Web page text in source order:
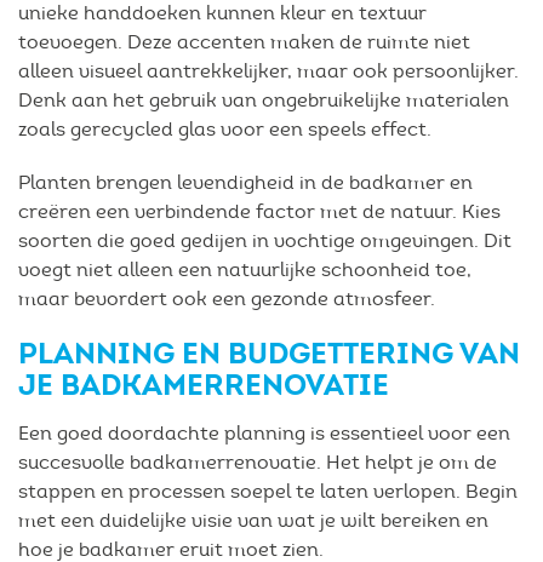
unieke handdoeken kunnen kleur en textuur
toevoegen. Deze accenten maken de ruimte niet
alleen visueel aantrekkelijker, maar ook persoonlijker.
Denk aan het gebruik van ongebruikelijke materialen
zoals gerecycled glas voor een speels effect.
Planten brengen levendigheid in de badkamer en
creëren een verbindende factor met de natuur. Kies
soorten die goed gedijen in vochtige omgevingen. Dit
voegt niet alleen een natuurlijke schoonheid toe,
maar bevordert ook een gezonde atmosfeer.
PLANNING EN BUDGETTERING VAN
JE BADKAMERRENOVATIE
Een goed doordachte planning is essentieel voor een
succesvolle badkamerrenovatie. Het helpt je om de
stappen en processen soepel te laten verlopen. Begin
met een duidelijke visie van wat je wilt bereiken en
hoe je badkamer eruit moet zien.